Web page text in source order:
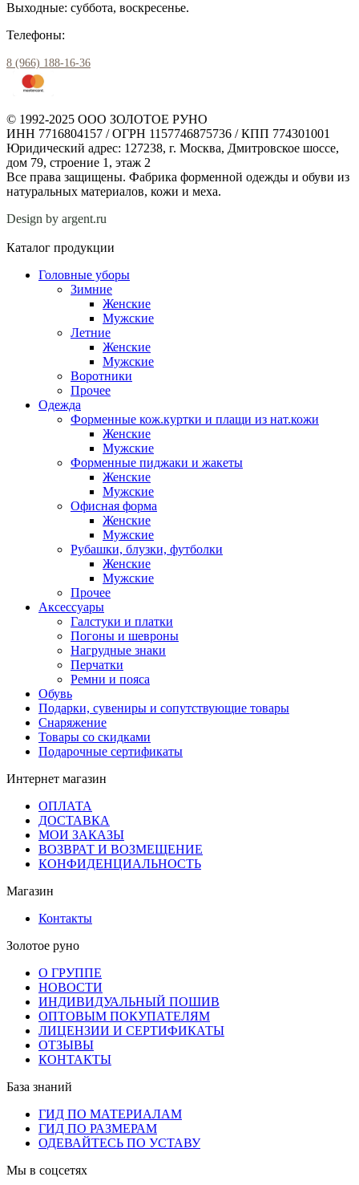
Выходные: суббота, воскресенье.
Телефоны:
8 (966) 188-16-36
© 1992-2025 ООО ЗОЛОТОЕ РУНО
ИНН 7716804157 / ОГРН 1157746875736 / КПП 774301001
Юридический адрес: 127238, г. Москва, Дмитровское шоссе,
дом 79, строение 1, этаж 2
Все права защищены. Фабрика форменной одежды и обуви из
натуральных материалов, кожи и меха.
Design by argent.ru
Каталог продукции
Головные уборы
Зимние
Женские
Мужские
Летние
Женские
Мужские
Воротники
Прочее
Одежда
Форменные кож.куртки и плащи из нат.кожи
Женские
Мужские
Форменные пиджаки и жакеты
Женские
Мужские
Офисная форма
Женские
Мужские
Рубашки, блузки, футболки
Женские
Мужские
Прочее
Аксессуары
Галстуки и платки
Погоны и шевроны
Нагрудные знаки
Перчатки
Ремни и пояса
Обувь
Подарки, сувениры и сопутствующие товары
Снаряжение
Товары со скидками
Подарочные сертификаты
Интернет магазин
ОПЛАТА
ДОСТАВКА
МОИ ЗАКАЗЫ
ВОЗВРАТ И ВОЗМЕЩЕНИЕ
КОНФИДЕНЦИАЛЬНОСТЬ
Магазин
Контакты
Золотое руно
О ГРУППЕ
НОВОСТИ
ИНДИВИДУАЛЬНЫЙ ПОШИВ
ОПТОВЫМ ПОКУПАТЕЛЯМ
ЛИЦЕНЗИИ И СЕРТИФИКАТЫ
ОТЗЫВЫ
КОНТАКТЫ
База знаний
ГИД ПО МАТЕРИАЛАМ
ГИД ПО РАЗМЕРАМ
ОДЕВАЙТЕСЬ ПО УСТАВУ
Мы в соцсетях